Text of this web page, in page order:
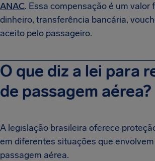
ANAC. Essa compensação é um valor
dinheiro, transferência bancária,
aceito pelo passageiro.
O que diz a lei para
de passagem aérea?
A legislação brasileira oferece
em diferentes situações que
passagem aérea.